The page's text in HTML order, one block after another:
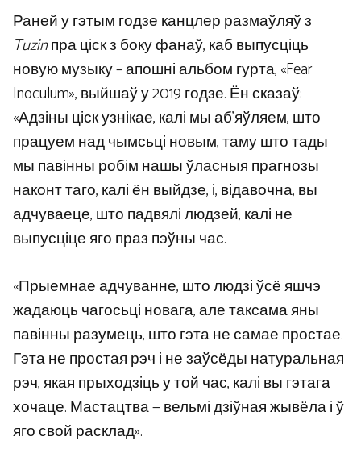
Раней у гэтым годзе канцлер размаўляў з
Tuzinпра ціск з боку фанаў, каб выпусціць
новую музыку – апошні альбом гурта, «Fear
Inoculum», выйшаў у 2019 годзе. Ён сказаў:
«Адзіны ціск узнікае, калі мы аб’яўляем, што
працуем над чымсьці новым, таму што тады
мы павінны робім нашы ўласныя прагнозы
наконт таго, калі ён выйдзе, і, відавочна, вы
адчуваеце, што падвялі людзей, калі не
выпусціце яго праз пэўны час.
«Прыемнае адчуванне, што людзі ўсё яшчэ
жадаюць чагосьці новага, але таксама яны
павінны разумець, што гэта не самае простае.
Гэта не простая рэч і не заўсёды натуральная
рэч, якая прыходзіць у той час, калі вы гэтага
хочаце. Мастацтва — вельмі дзіўная жывёла і ў
яго свой расклад».